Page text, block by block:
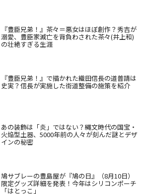
『豊臣兄弟！』茶々＝悪女はほぼ創作？秀吉が
溺愛、豊臣家滅亡を背負わされた茶々(井上和)
の壮絶すぎる生涯
『豊臣兄弟！』で描かれた織田信長の道普請は
史実？信長が実施した街道整備の施策を紹介
あの装飾は「炎」ではない？縄文時代の国宝・
火焔型土器、5000年前の人々が刻んだ謎とデザ
インの秘密
鳩サブレーの豊島屋が『鳩の日』（8月10日）
限定グッズ詳細を発表！今年はシリコンポーチ
「はとっこ」